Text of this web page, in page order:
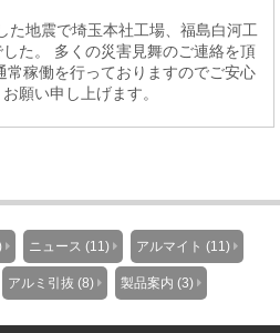
た地震で埼玉本社工場、福島白河工
た。 多くの災害見舞のご連絡を頂
常稼働を行っておりますのでご安心
願い申し上げます。
ニュース (11) アルマイト (11)
アルミ引抜 (8) 製品案内 (3)